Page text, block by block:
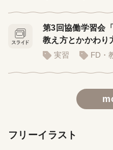
第3回協働学習会
教え方とかかわり
実習
FD・
フリーイラスト